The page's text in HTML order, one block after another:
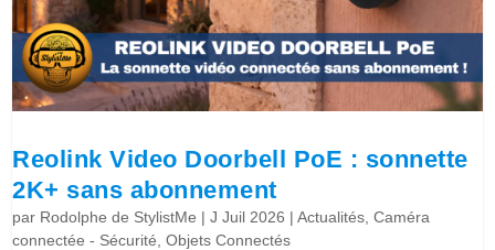
Reolink Video Doorbell PoE : sonnette
2K+ sans abonnement
par Rodolphe de StylistMe |J Juil 2026 |Actualités ,Caméra
connectée - Sécurité ,Objets Connectés